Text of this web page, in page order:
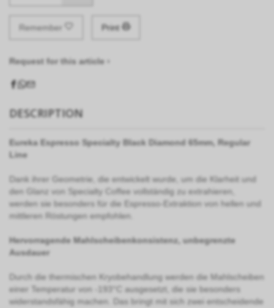
Remember Print
Request for this article ›
DESCRIPTION
Eureka Espresso Specialty Black Diamond 65mm, Regular
Line
Dank ihrer Geometrie, die entwickelt wurde, um die Klarheit und
den Glanz von Specialty Coffee vollständig zu extrahieren,
werden sie besonders für die Espresso-Extraktion von hellen und
mittleren Röstungen empfohlen.
Hervorragende Mahlscheibenkonsistenz, unbegrenzte
Ausdauer
Durch die thermischen Kryobehandlung werden die Mahlscheiben
einer Temperatur von -193°C ausgesetzt, die sie besonders
widerstandsfähig machen. Das bringt mit sich zwei entscheidende